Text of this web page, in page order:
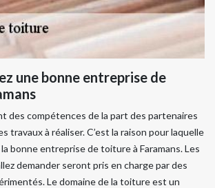
une bonne entreprise de
des compétences de la part des partenaires
travaux à réaliser. C’est la raison pour laquelle
bonne entreprise de toiture à Faramans. Les
demander seront pris en charge par des
Le domaine de la toiture est un